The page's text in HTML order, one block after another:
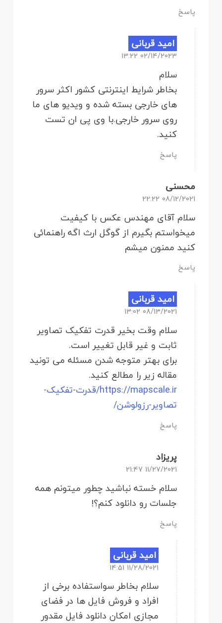
پاسخ
امید قربانی
02/14/2023 13:22
سلام
بخاطر شرایط اینترنتی کشور اکثر سرور
های خارجی بسته شده و ویدیو های ما
روی سرور خارجی.با وی پی ان تست
کنید.
پاسخ
محسنی
08/12/2021 22:22
سلام آقای مهندس عکس با کیفیت
میخواستم بگیرم از گوگل ارث اگه راهنمائی
کنید ممنون میشم
پاسخ
امید قربانی
08/13/2021 13:02
سلام وقت بخیر قدرت تفکیک تصاویر
ثابت و غیر قابل تغییر است.
برای بهتر متوجه شدن مسئله می تونید
مقاله زیر را مطالع کنید.
https://mapscale.ir/قدرت-تفکیک-
تصاویر-رزولوشن/
پاسخ
پریزاد
11/27/2021 21:47
سلام خسته نباشید چطور میتونم همه
جلسات رو دانلود کنم؟!
پاسخ
امید قربانی
11/28/2021 14:51
سلام بخاطر سواستفاده برخی از
افراد و فروش فایل ها در فضای
مجازی امکان دانلود فایل مقدور